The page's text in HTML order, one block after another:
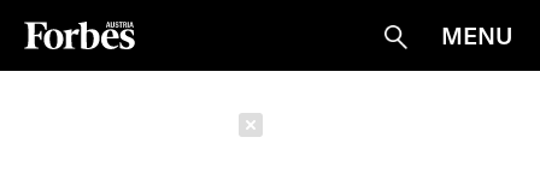
Suche
MENU